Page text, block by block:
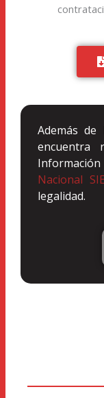
Además
encuentra
Nacional
legalidad.